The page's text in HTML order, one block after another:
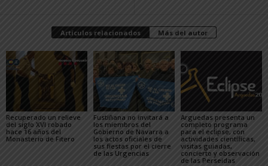
Artículos relacionados Más del autor
Recuperado un relieve
del siglo XVI robado
hace 16 años del
Monasterio de Fitero
Fustiñana no invitará a
los miembros del
Gobierno de Navarra a
los actos oficiales de
sus fiestas por el cierre
de las Urgencias
Arguedas presenta un
completo programa
para el eclipse, con
actividades científicas,
visitas guiadas,
concierto y observación
de las Perseidas